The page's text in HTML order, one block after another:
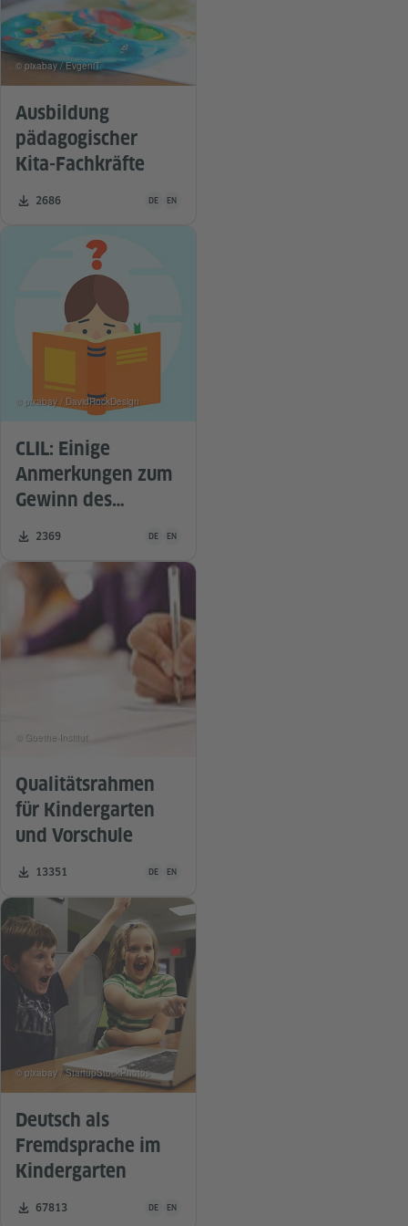
Ausbildung
pädagogischer
Kita-Fachkräfte
Zahl der Downloads:
2686 Unterrichtsmaterial ist in folgenden Sprachen
DE EN
© pixabay / EvgeniT
CLIL: Einige
Anmerkungen zum
Gewinn des
integrierten
Sachfachlernens
Zahl der Downloads:
2369 Unterrichtsmaterial ist in folgenden Sprachen
DE EN
© pixabay / DavidRockDesign
Qualitätsrahmen
für Kindergarten
und Vorschule
Zahl der Downloads:
13351 Unterrichtsmaterial ist in folgenden Sprachen
DE EN
© Goethe-Institut
Deutsch als
Fremdsprache im
Kindergarten
Zahl der Downloads:
67813 Unterrichtsmaterial ist in folgenden Sprachen
DE EN
© pixabay / StartupStockPhotos